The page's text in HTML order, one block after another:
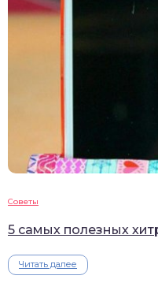
Советы
5 самых полезных
Читать далее